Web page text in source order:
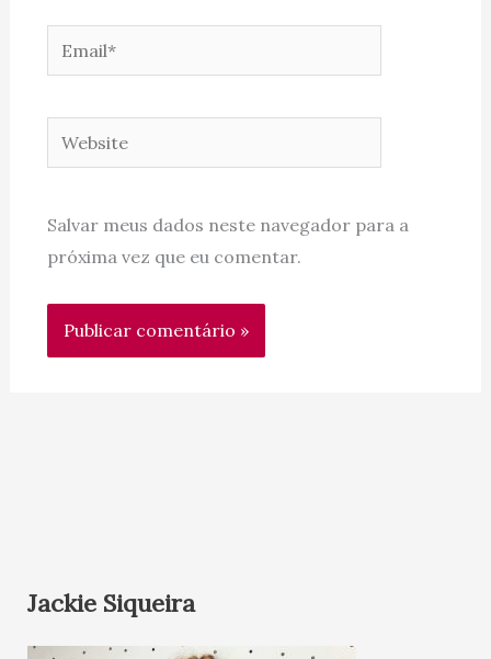
Email*
Website
Salvar meus dados neste navegador para a
próxima vez que eu comentar.
Jackie Siqueira